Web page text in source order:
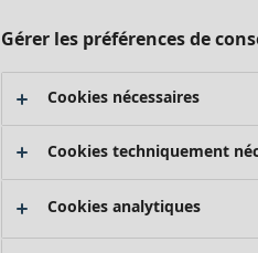
Gérer les préférences de
Cookies nécessaires
Cookies techniquement
Cookies analytiques